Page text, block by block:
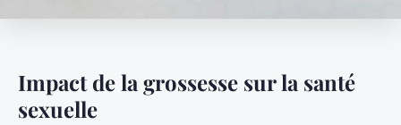
Impact de la grossesse sur la santé
sexuelle